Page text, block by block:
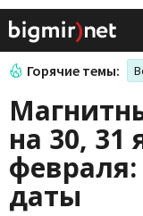
Горячие темы:
на 30, 31
даты